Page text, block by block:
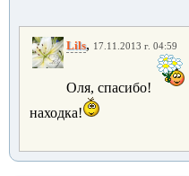
Lils, 17.11.2013 г. 04:59
Оля, спасибо!
находка!